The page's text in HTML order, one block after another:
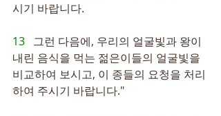
시기 바랍니다.
13 그런 다음에, 우리의 얼굴빛과 왕이
내린 음식을 먹는 젊은이들의 얼굴빛을
비교하여 보시고, 이 종들의 요청을 처리
하여 주시기 바랍니다."